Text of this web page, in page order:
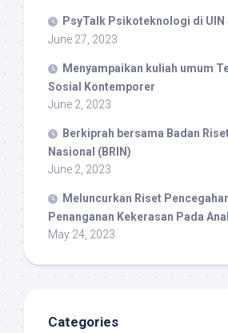
PsyTalk Psikoteknologi di UIN
June 27, 2023
Menyampaikan kuliah umum
Sosial Kontemporer
June 2, 2023
Berkiprah bersama Badan
Nasional (BRIN)
June 2, 2023
Meluncurkan Riset
Penanganan Kekerasan Pada
May 24, 2023
Categories